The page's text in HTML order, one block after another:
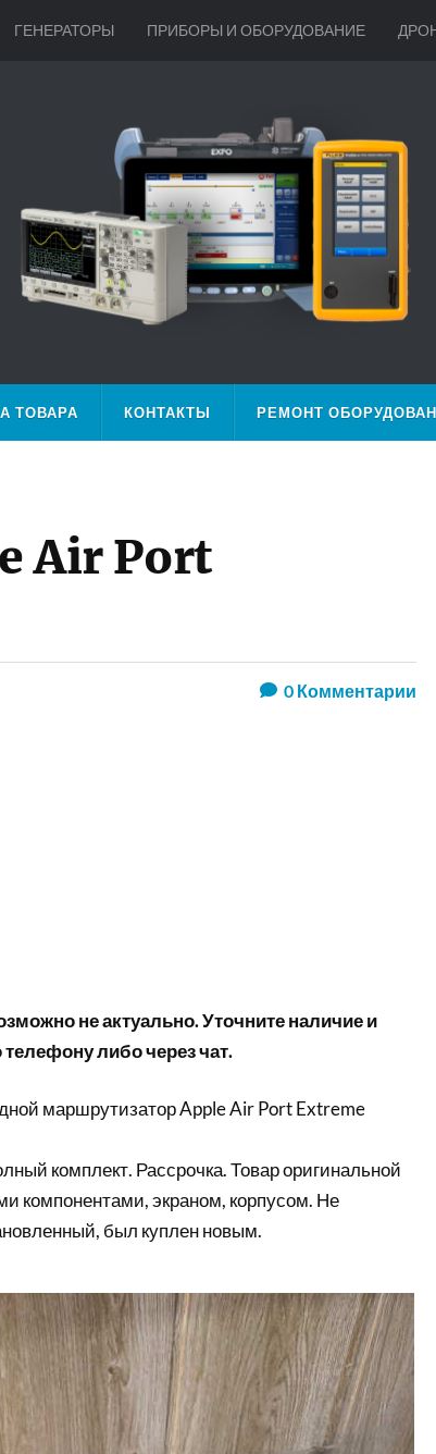
ГЕНЕРАТОРЫ ПРИБОРЫ И ОБОРУДОВАНИЕ
ТОВАРА КОНТАКТЫ РЕМОНТ
Air Port
0Комментарии
не актуально. Уточните наличие и
либо через чат.
маршрутизатор Apple Air Port Extreme
комплект. Рассрочка. Товар оригинальной
компонентами, экраном, корпусом. Не
был куплен новым.